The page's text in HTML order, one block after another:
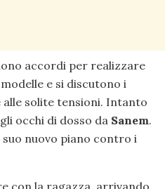
accordi per realizzare
e si discutono i
solite tensioni. Intanto
occhi di dosso da Sanem.
nuovo piano contro i
con la ragazza, arrivando